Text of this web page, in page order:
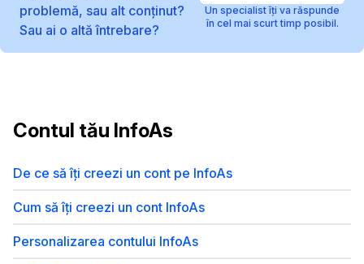
problemă, sau alt conținut?
Sau ai o altă întrebare?
Un specialist îți va răspunde
în cel mai scurt timp posibil.
Contul tău InfoAs
De ce să îți creezi un cont pe InfoAs
Cum să îți creezi un cont InfoAs
Personalizarea contului InfoAs